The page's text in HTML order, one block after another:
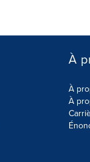
À
À
À